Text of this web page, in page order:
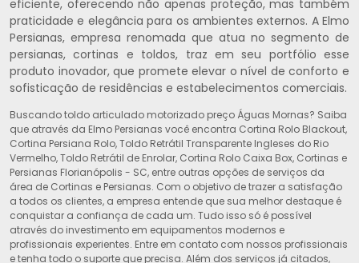
eficiente, oferecendo não apenas proteção, mas também
praticidade e elegância para os ambientes externos. A Elmo
Persianas, empresa renomada que atua no segmento de
persianas, cortinas e toldos, traz em seu portfólio esse
produto inovador, que promete elevar o nível de conforto e
sofisticação de residências e estabelecimentos comerciais.
Buscando toldo articulado motorizado preço Águas Mornas? Saiba
que através da Elmo Persianas você encontra Cortina Rolo Blackout,
Cortina Persiana Rolo, Toldo Retrátil Transparente Ingleses do Rio
Vermelho, Toldo Retrátil de Enrolar, Cortina Rolo Caixa Box, Cortinas e
Persianas Florianópolis - SC, entre outras opções de serviços da
área de Cortinas e Persianas. Com o objetivo de trazer a satisfação
a todos os clientes, a empresa entende que sua melhor destaque é
conquistar a confiança de cada um. Tudo isso só é possível
através do investimento em equipamentos modernos e
profissionais experientes. Entre em contato com nossos profissionais
e tenha todo o suporte que precisa. Além dos serviços já citados,